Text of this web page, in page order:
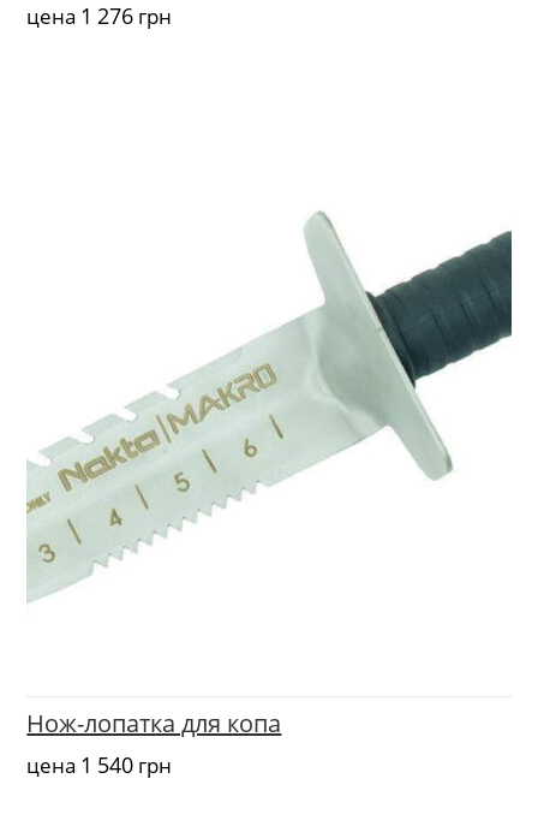
цена 1 276грн
Нож-лопатка для копа
цена 1 540грн